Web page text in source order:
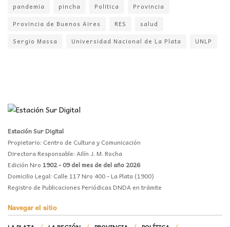
pandemia
pincha Politica
Provincia
Provincia de Buenos Aires
RES
salud
Sergio Massa
Universidad Nacional de La Plata UNLP
Estación Sur Digital
Propietario: Centro de Cultura y Comunicación
Directora Responsable: Ailín J. M. Rocha
Edición Nro 1902 - 09 del mes de del año 2026
Domicilio Legal: Calle 117 Nro 400 - La Plata (1900)
Registro de Publicaciones Periódicas DNDA en trámite
Navegar el sitio